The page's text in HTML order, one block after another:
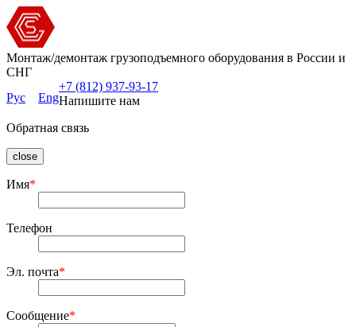
Монтаж/демонтаж грузоподъемного оборудования в России и
СНГ
Рус
Eng
+7 (812) 937-93-17
Напишите нам
Обратная связь
close
Имя*
Телефон
Эл. почта*
Сообщение*